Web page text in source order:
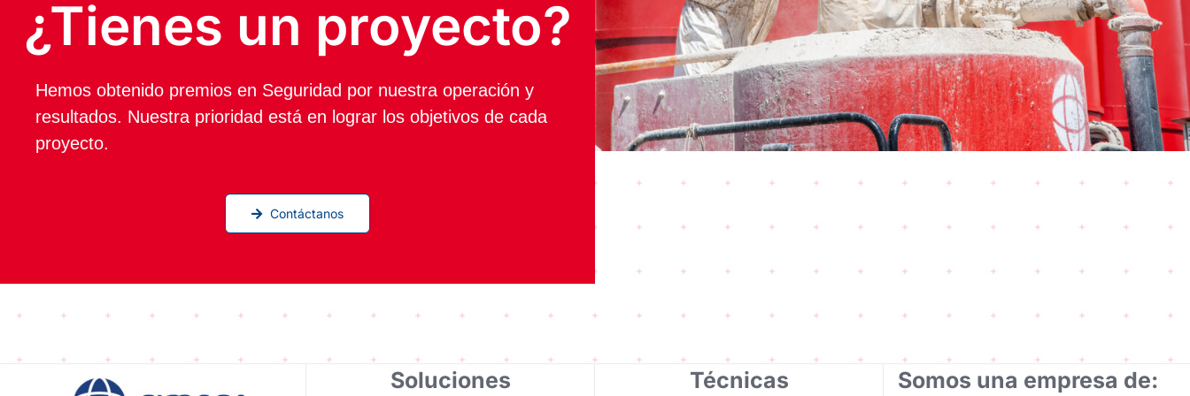
¿Tienes un proyecto?
Hemos obtenido premios en Seguridad por nuestra operación y
resultados. Nuestra prioridad está en lograr los objetivos de cada
proyecto.
Contáctanos
Soluciones Técnicas Somos una empresa de: